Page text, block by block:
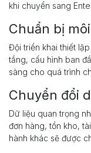
khi chuyển sang
Chuẩn bị
Đội triển khai thiết
tầng, cấu hình ban
sàng cho quá trình
Chuyển đổi
Dữ liệu quan trọng
đơn hàng, tồn kho,
hành khác sẽ được